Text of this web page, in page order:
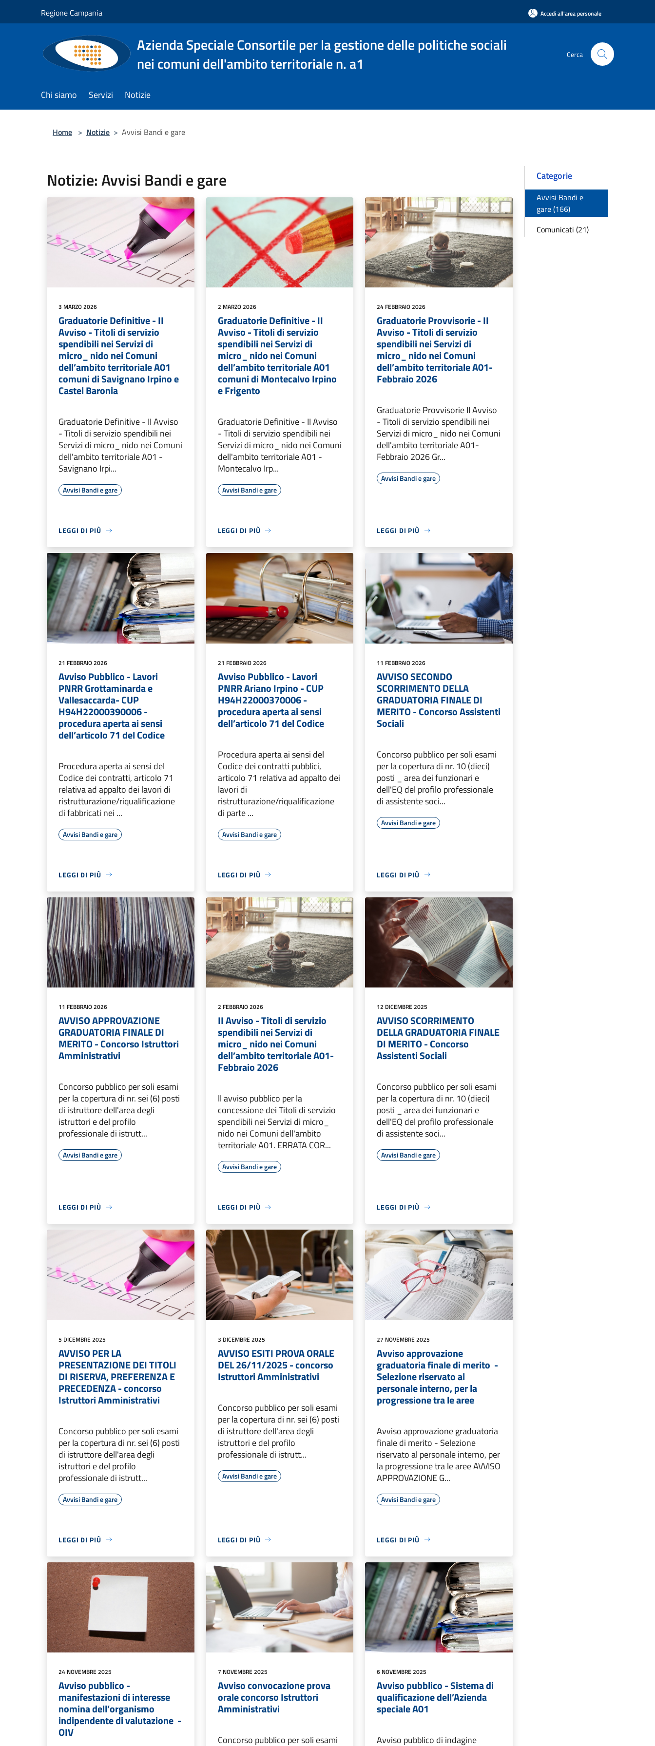
Regione Campania Accedi all'area personale
Azienda Speciale Consortile per la gestione delle politiche sociali
nei comuni dell'ambito territoriale n. a1
Cerca
Chi siamo Servizi Notizie
Home > Notizie > Avvisi Bandi e gare
Notizie: Avvisi Bandi e gare
3 MARZO 2026
Graduatorie Definitive - II
Avviso - Titoli di servizio
spendibili nei Servizi di
micro_ nido nei Comuni
dell’ambito territoriale A01
comuni di Savignano Irpino e
Castel Baronia
Graduatorie Definitive - II Avviso
- Titoli di servizio spendibili nei
Servizi di micro_ nido nei Comuni
dell'ambito territoriale A01 -
Savignano Irpi...
Avvisi Bandi e gare
LEGGI DI PIÙ
2 MARZO 2026
Graduatorie Definitive - II
Avviso - Titoli di servizio
spendibili nei Servizi di
micro_ nido nei Comuni
dell’ambito territoriale A01
comuni di Montecalvo Irpino
e Frigento
Graduatorie Definitive - II Avviso
- Titoli di servizio spendibili nei
Servizi di micro_ nido nei Comuni
dell'ambito territoriale A01 -
Montecalvo Irp...
Avvisi Bandi e gare
LEGGI DI PIÙ
24 FEBBRAIO 2026
Graduatorie Provvisorie - II
Avviso - Titoli di servizio
spendibili nei Servizi di
micro_ nido nei Comuni
dell’ambito territoriale A01-
Febbraio 2026
Graduatorie Provvisorie II Avviso
- Titoli di servizio spendibili nei
Servizi di micro_ nido nei Comuni
dell'ambito territoriale A01-
Febbraio 2026 Gr...
Avvisi Bandi e gare
LEGGI DI PIÙ
21 FEBBRAIO 2026
Avviso Pubblico - Lavori
PNRR Grottaminarda e
Vallesaccarda- CUP
H94H22000390006 -
procedura aperta ai sensi
dell’articolo 71 del Codice
Procedura aperta ai sensi del
Codice dei contratti, articolo 71
relativa ad appalto dei lavori di
ristrutturazione/riqualificazione
di fabbricati nei ...
Avvisi Bandi e gare
LEGGI DI PIÙ
21 FEBBRAIO 2026
Avviso Pubblico - Lavori
PNRR Ariano Irpino - CUP
H94H22000370006 -
procedura aperta ai sensi
dell’articolo 71 del Codice
Procedura aperta ai sensi del
Codice dei contratti pubblici,
articolo 71 relativa ad appalto dei
lavori di
ristrutturazione/riqualificazione
di parte ...
Avvisi Bandi e gare
LEGGI DI PIÙ
11 FEBBRAIO 2026
AVVISO SECONDO
SCORRIMENTO DELLA
GRADUATORIA FINALE DI
MERITO - Concorso Assistenti
Sociali
Concorso pubblico per soli esami
per la copertura di nr. 10 (dieci)
posti _ area dei funzionari e
dell'EQ del profilo professionale
di assistente soci...
Avvisi Bandi e gare
LEGGI DI PIÙ
11 FEBBRAIO 2026
AVVISO APPROVAZIONE
GRADUATORIA FINALE DI
MERITO - Concorso Istruttori
Amministrativi
Concorso pubblico per soli esami
per la copertura di nr. sei (6) posti
di istruttore dell'area degli
istruttori e del profilo
professionale di istrutt...
Avvisi Bandi e gare
LEGGI DI PIÙ
2 FEBBRAIO 2026
II Avviso - Titoli di servizio
spendibili nei Servizi di
micro_ nido nei Comuni
dell’ambito territoriale A01-
Febbraio 2026
ll avviso pubblico per la
concessione dei Titoli di servizio
spendibili nei Servizi di micro_
nido nei Comuni dell'ambito
territoriale A01. ERRATA COR...
Avvisi Bandi e gare
LEGGI DI PIÙ
12 DICEMBRE 2025
AVVISO SCORRIMENTO
DELLA GRADUATORIA FINALE
DI MERITO - Concorso
Assistenti Sociali
Concorso pubblico per soli esami
per la copertura di nr. 10 (dieci)
posti _ area dei funzionari e
dell'EQ del profilo professionale
di assistente soci...
Avvisi Bandi e gare
LEGGI DI PIÙ
5 DICEMBRE 2025
AVVISO PER LA
PRESENTAZIONE DEI TITOLI
DI RISERVA, PREFERENZA E
PRECEDENZA - concorso
Istruttori Amministrativi
Concorso pubblico per soli esami
per la copertura di nr. sei (6) posti
di istruttore dell'area degli
istruttori e del profilo
professionale di istrutt...
Avvisi Bandi e gare
LEGGI DI PIÙ
3 DICEMBRE 2025
AVVISO ESITI PROVA ORALE
DEL 26/11/2025 - concorso
Istruttori Amministrativi
Concorso pubblico per soli esami
per la copertura di nr. sei (6) posti
di istruttore dell'area degli
istruttori e del profilo
professionale di istrutt...
Avvisi Bandi e gare
LEGGI DI PIÙ
27 NOVEMBRE 2025
Avviso approvazione
graduatoria finale di merito -
Selezione riservato al
personale interno, per la
progressione tra le aree
Avviso approvazione graduatoria
finale di merito - Selezione
riservato al personale interno, per
la progressione tra le aree AVVISO
APPROVAZIONE G...
Avvisi Bandi e gare
LEGGI DI PIÙ
24 NOVEMBRE 2025
Avviso pubblico -
manifestazioni di interesse
nomina dell’organismo
indipendente di valutazione -
OIV
7 NOVEMBRE 2025
Avviso convocazione prova
orale concorso Istruttori
Amministrativi
Concorso pubblico per soli esami
6 NOVEMBRE 2025
Avviso pubblico - Sistema di
qualificazione dell’Azienda
speciale A01
Avviso pubblico di indagine
Categorie
Avvisi Bandi e
gare (166)
Comunicati (21)